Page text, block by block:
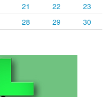
21 22
23
28 29
30